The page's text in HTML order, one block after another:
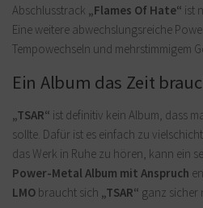
Abschlusstrack „Flames Of Hate“ ist
Eine weitere abwechslungsreiche
Tempowechseln und mehrstimmigem
Ein Album das Zeit
„TSAR“ ist definitiv kein Album, dass
sollte. Dafür ist es einfach zu
das Werk in Ruhe zu hören, kann ein
Power-Metal Album mit Anspruch
LMO braucht sich „TSAR“ ganz sicher